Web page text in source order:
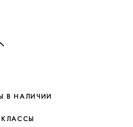
В НАЛИЧИИ